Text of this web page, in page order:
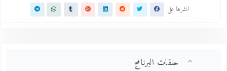
انشرها على
حلقات البرنامج